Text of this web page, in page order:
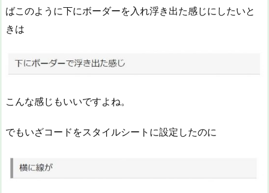
ばこのように下にボーダーを入れ浮き出た感じにしたいと
きは
こんな感じもいいですよね。
でもいざコードをスタイルシートに設定したのに